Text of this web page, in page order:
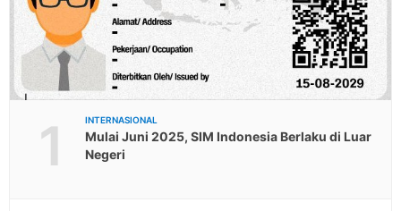
1 INTERNASIONAL
Mulai Juni 2025, SIM Indonesia Berlaku di Luar
Negeri